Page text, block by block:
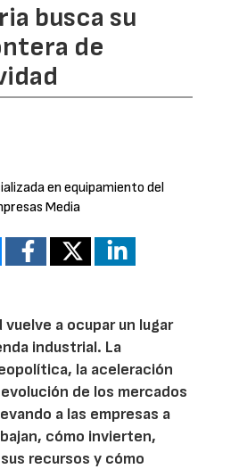
busca su
de
en equipamiento del
Media
a ocupar un lugar
industrial. La
la aceleración
de los mercados
a las empresas a
cómo invierten,
recursos y cómo